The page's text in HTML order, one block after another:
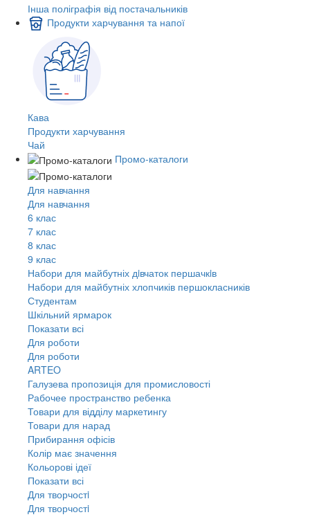
Інша поліграфія від постачальників
Продукти харчування та напої
Кава
Продукти харчування
Чай
Промо-каталоги
Для навчання
Для навчання
6 клас
7 клас
8 клас
9 клас
Набори для майбутніх дiвчаток першачкiв
Набори для майбутніх хлопчиків першокласників
Студентам
Шкільний ярмарок
Показати всі
Для роботи
Для роботи
ARTEO
Галузева пропозиція для промисловості
Рабочее пространство ребенка
Товари для відділу маркетингу
Товари для нарад
Прибирання офісів
Колір має значення
Кольорові ідеї
Показати всі
Для творчостi
Для творчостi